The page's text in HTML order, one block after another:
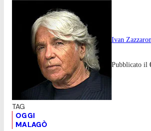
Ivan
Pubblicato il
OGGI
MALAGÒ